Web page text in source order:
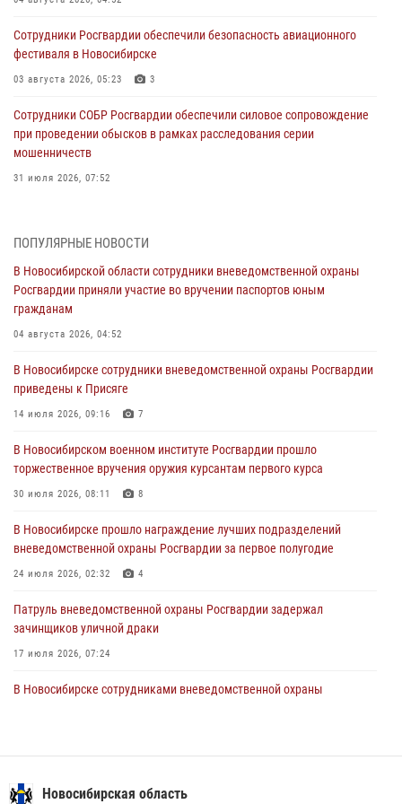
Сотрудники Росгвардии обеспечили безопасность авиационного
фестиваля в Новосибирске
03 августа 2026, 05:23 3
Сотрудники СОБР Росгвардии обеспечили силовое сопровождение
при проведении обысков в рамках расследования серии
мошенничеств
31 июля 2026, 07:52
При силовой поддержке бойцов ОМОН и СОБР Росгвардии
пресечена деятельность группы лиц, причастных к мошенничеству
в сфере страхования
В Новосибирске сотрудниками вневедомственной охраны
Росгвардии задержан гражданин, находящийся в розыске
В Новосибирске военнослужащие отряда спецназа «Ермак»
Росгвардии провели занятия по беспарашютному десантированию
В Новосибирске военнослужащие Росгвардии почтили память детей
– жертв войны в Донбассе
ПОПУЛЯРНЫЕ НОВОСТИ
В Новосибирской области сотрудники вневедомственной охраны
Росгвардии приняли участие во вручении паспортов юным
гражданам
04 августа 2026, 04:52
В Новосибирске сотрудники вневедомственной охраны Росгвардии
приведены к Присяге
14 июля 2026, 09:16 7
В Новосибирском военном институте Росгвардии прошло
торжественное вручения оружия курсантам первого курса
30 июля 2026, 08:11 8
В Новосибирске прошло награждение лучших подразделений
вневедомственной охраны Росгвардии за первое полугодие
24 июля 2026, 02:32 4
Патруль вневедомственной охраны Росгвардии задержал
зачинщиков уличной драки
17 июля 2026, 07:24
В Новосибирске сотрудниками вневедомственной охраны
гражданина, который приобрел наркотическое вещество через
Новосибирская область